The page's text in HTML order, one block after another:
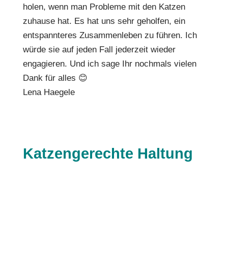
holen, wenn man Probleme mit den Katzen
zuhause hat. Es hat uns sehr geholfen, ein
entspannteres Zusammenleben zu führen. Ich
würde sie auf jeden Fall jederzeit wieder
engagieren. Und ich sage Ihr nochmals vielen
Dank für alles 😊
Lena Haegele
Katzengerechte Haltung